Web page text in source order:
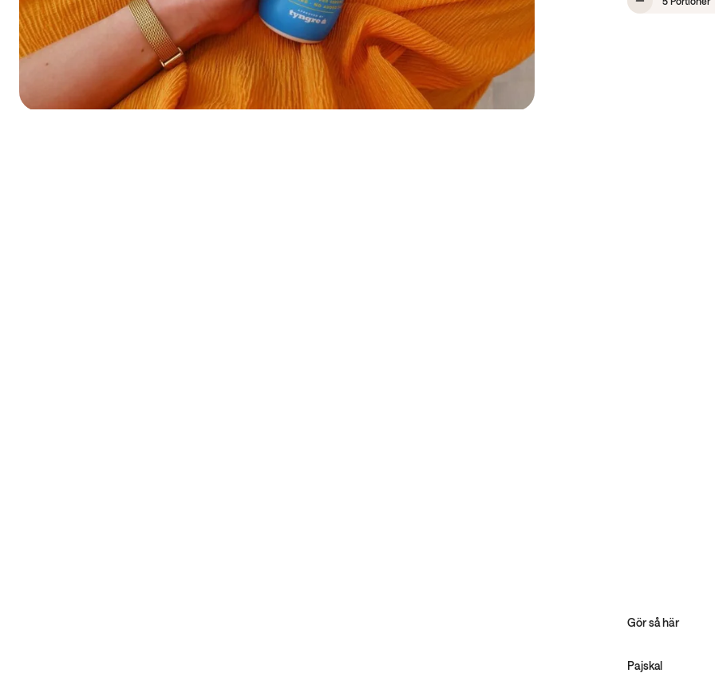
Gör så här
Pajskal